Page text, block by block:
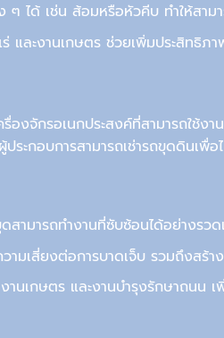
ได้ เช่น ส้อมหรือหัวคีบ ทำให้สาม
และงานเกษตร ช่วยเพิ่มประสิทธิภ
รื่องจักรอเนกประสงค์ที่สามารถใช้ง
ระกอบการสามารถเช่ารถขุดดินเพื่อ
ามารถทำงานที่ซับซ้อนได้อย่างรว
ามเสี่ยงต่อการบาดเจ็บ รวมถึงสร้
านเกษตร และงานบำรุงรักษาถนน